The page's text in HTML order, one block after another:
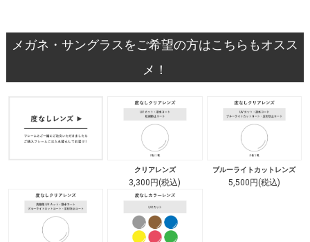
メガネ・サングラスをご希望の方はこちらもオスス
メ！
クリアレンズ
3,300円(税込)
ブルーライトカットレンズ
5,500円(税込)